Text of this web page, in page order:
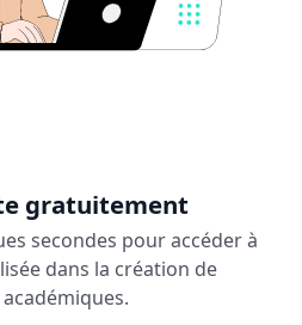
gratuitement
secondes pour accéder à
dans la création de